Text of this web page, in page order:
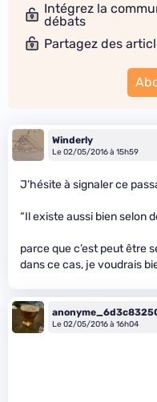
Intégrez la
débats
Partagez des
Winderly
Le 02/05/2016 à 15h59
J’hésite à signaler ce
“Il existe aussi bien selon
parce que c’est peut être
dans ce cas, je voudrais
Le 02/05/2016 à 16h04